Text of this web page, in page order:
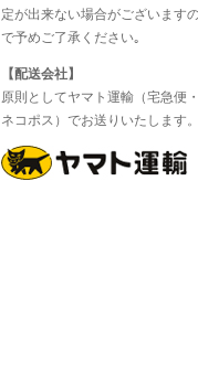
定が出来ない場合がございます
で予めご了承ください｡
【配送会社】
原則としてヤマト運輸（宅急便
ネコポス）でお送りいたします